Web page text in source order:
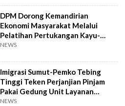
DPM Dorong Kemandirian
Ekonomi Masyarakat Melalui
Pelatihan Pertukangan Kayu-
Pelatihan UMKM
NEWS
Imigrasi Sumut-Pemko Tebing
Tinggi Teken Perjanjian Pinjam
Pakai Gedung Unit Layanan
Paspor
NEWS